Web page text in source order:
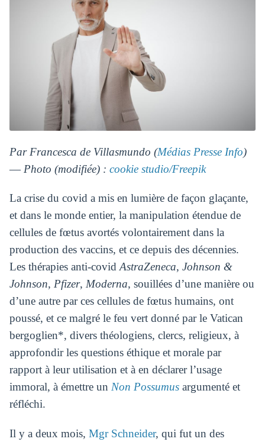
Par Francesca de Villasmundo (Médias Presse Info)
― Photo (modifiée) : cookie studio/Freepik
La crise du covid a mis en lumière de façon glaçante,
et dans le monde entier, la manipulation étendue de
cellules de fœtus avortés volontairement dans la
production des vaccins, et ce depuis des décennies.
Les thérapies anti-covidAstraZeneca, Johnson &
Johnson, Pfizer, Moderna, souillées d’une manière ou
d’une autre par ces cellules de fœtus humains, ont
poussé, et ce malgré le feu vert donné par le Vatican
bergoglien*, divers théologiens, clercs, religieux, à
approfondir les questions éthique et morale par
rapport à leur utilisation et à en déclarer l’usage
immoral, à émettre un Non Possumusargumenté et
réfléchi.
Il y a deux mois, Mgr Schneider, qui fut un des